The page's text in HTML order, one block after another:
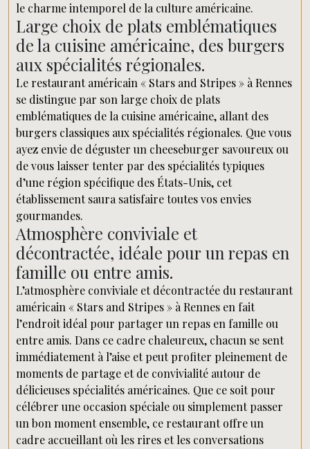
le charme intemporel de la culture américaine.
Large choix de plats emblématiques
de la cuisine américaine, des burgers
aux spécialités régionales.
Le restaurant américain « Stars and Stripes » à Rennes
se distingue par son large choix de plats
emblématiques de la cuisine américaine, allant des
burgers classiques aux spécialités régionales. Que vous
ayez envie de déguster un cheeseburger savoureux ou
de vous laisser tenter par des spécialités typiques
d’une région spécifique des États-Unis, cet
établissement saura satisfaire toutes vos envies
gourmandes.
Atmosphère conviviale et
décontractée, idéale pour un repas en
famille ou entre amis.
L’atmosphère conviviale et décontractée du restaurant
américain « Stars and Stripes » à Rennes en fait
l’endroit idéal pour partager un repas en famille ou
entre amis. Dans ce cadre chaleureux, chacun se sent
immédiatement à l’aise et peut profiter pleinement de
moments de partage et de convivialité autour de
délicieuses spécialités américaines. Que ce soit pour
célébrer une occasion spéciale ou simplement passer
un bon moment ensemble, ce restaurant offre un
cadre accueillant où les rires et les conversations